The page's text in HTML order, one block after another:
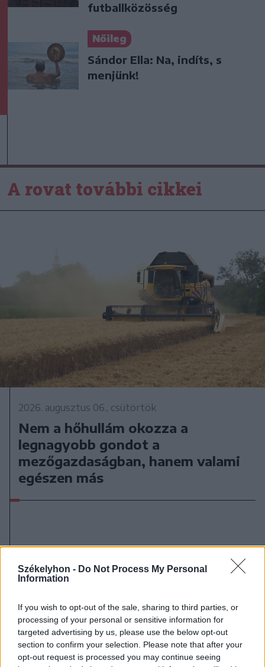
Székelyhon - Do Not Process My Personal
Information
If you wish to opt-out of the sale, sharing to third parties, or
processing of your personal or sensitive information for
targeted advertising by us, please use the below opt-out
section to confirm your selection. Please note that after your
opt-out request is processed you may continue seeing
futballközösség
Nőileg
Sándor Ella: Na, indíts, s
menjünk!
A rovat további cikkei
2026. augusztus 06., csütörtök
Nem a hőhullám okozza a
legnagyobb gondot a
mezőgazdaságban, hanem valami
egészen más